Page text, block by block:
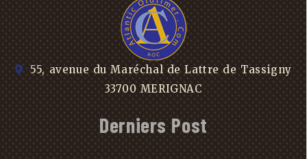
55, avenue du Maréchal de Lattre de Tassigny
33700 MERIGNAC
Derniers Post